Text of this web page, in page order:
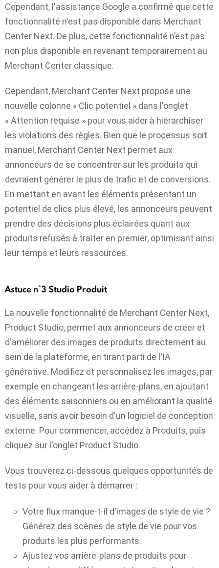
Cependant, l'assistance Google a confirmé que cette
fonctionnalité n'est pas disponible dans Merchant
Center Next. De plus, cette fonctionnalité n’est pas
non plus disponible en revenant temporairement au
Merchant Center classique.
Cependant, Merchant Center Next propose une
nouvelle colonne « Clic potentiel » dans l'onglet
« Attention requise » pour vous aider à hiérarchiser
les violations des règles. Bien que le processus soit
manuel, Merchant Center Next permet aux
annonceurs de se concentrer sur les produits qui
devraient générer le plus de trafic et de conversions.
En mettant en avant les éléments présentant un
potentiel de clics plus élevé, les annonceurs peuvent
prendre des décisions plus éclairées quant aux
produits refusés à traiter en premier, optimisant ainsi
leur temps et leurs ressources.
Astuce n°3 Studio Produit
La nouvelle fonctionnalité de Merchant Center Next,
Product Studio, permet aux annonceurs de créer et
d'améliorer des images de produits directement au
sein de la plateforme, en tirant parti de l'IA
générative. Modifiez et personnalisez les images, par
exemple en changeant les arrière-plans, en ajoutant
des éléments saisonniers ou en améliorant la qualité
visuelle, sans avoir besoin d'un logiciel de conception
externe. Pour commencer, accédez à Produits, puis
cliquez sur l'onglet Product Studio.
Vous trouverez ci-dessous quelques opportunités de
tests pour vous aider à démarrer :
Votre flux manque-t-il d'images de style de vie ?
Générez des scènes de style de vie pour vos
produits les plus performants.
Ajustez vos arrière-plans de produits pour